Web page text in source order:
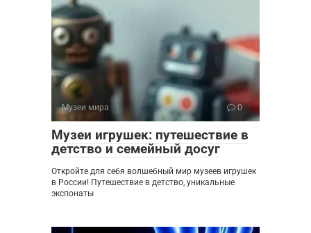
Музеи мира 0
Музеи игрушек: путешествие в
детство и семейный досуг
Откройте для себя волшебный мир музеев игрушек
в России! Путешествие в детство, уникальные
экспонаты